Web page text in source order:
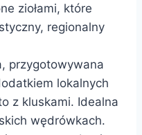
ziołami, które
regionalny
przygotowywana
lokalnych
z kluskami. Idealna
wędrówkach.